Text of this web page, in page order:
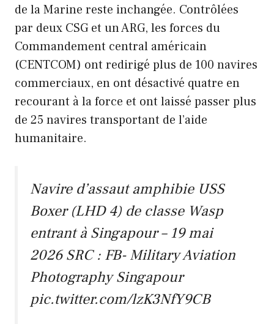
de la Marine reste inchangée. Contrôlées
par deux CSG et un ARG, les forces du
Commandement central américain
(CENTCOM) ont redirigé plus de 100 navires
commerciaux, en ont désactivé quatre en
recourant à la force et ont laissé passer plus
de 25 navires transportant de l’aide
humanitaire.
Navire d’assaut amphibie USS
Boxer (LHD 4) de classe Wasp
entrant à Singapour – 19 mai
2026 SRC : FB- Military Aviation
Photography Singapour
pic.twitter.com/lzK3NfY9CB